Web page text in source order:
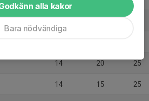
14 20 25
14 15 25
alla kakor
Bara nödvändiga